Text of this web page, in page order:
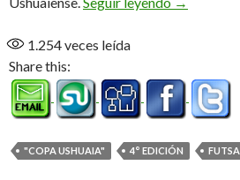
1.254veces leída
Share this:
"COPA USHUAIA" 4° EDICIÓN